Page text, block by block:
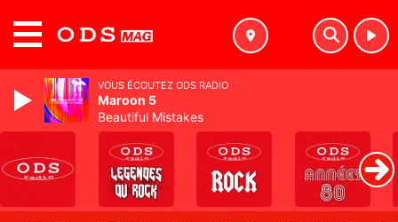
VOUS ÉCOUTEZ ODS RADIO
Maroon 5
Beautiful Mistakes